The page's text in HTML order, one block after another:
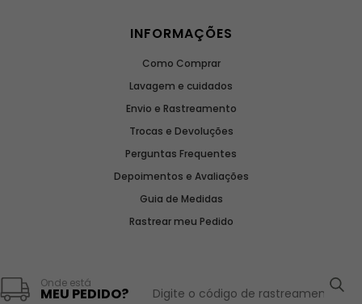
INFORMAÇÕES
Como Comprar
Lavagem e cuidados
Envio e Rastreamento
Trocas e Devoluções
Perguntas Frequentes
Depoimentos e Avaliações
Guia de Medidas
Rastrear meu Pedido
Onde está
MEU PEDIDO?